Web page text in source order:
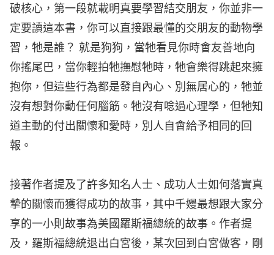
破核心，第一段就載明真要學習結交朋友，你並非一
定要讀這本書，你可以直接跟最懂的交朋友的動物學
習，牠是誰？ 就是狗狗，當牠看見你時會友善地向
你搖尾巴，當你輕拍牠撫慰牠時，牠會樂得跳起來擁
抱你，但這些行為都是發自內心、別無居心的，牠並
沒有想對你動任何腦筋。牠沒有唸過心理學，但牠知
道主動的付出關懷和愛時，別人自會給予相同的回
報。
接著作者提及了許多知名人士、成功人士如何落實真
摯的關懷而獲得成功的故事，其中千嫚最想跟大家分
享的一小則故事為美國羅斯福總統的故事。作者提
及，羅斯福總統退出白宮後，某次回到白宮做客，剛